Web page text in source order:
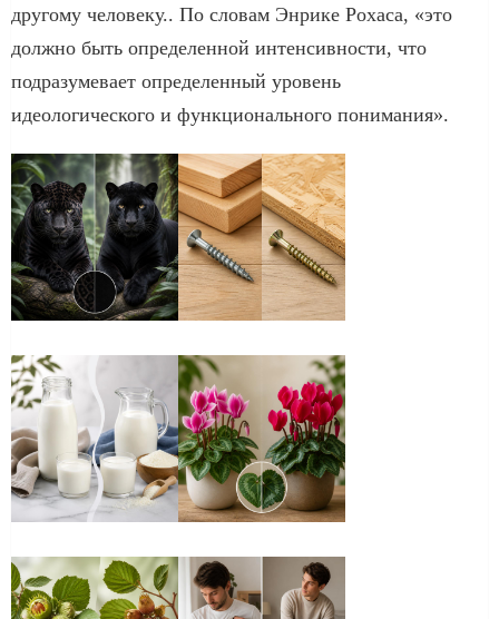
другому человеку.. По словам Энрике Рохаса, «это
должно быть определенной интенсивности, что
подразумевает определенный уровень
идеологического и функционального понимания».